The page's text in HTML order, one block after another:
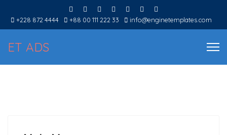
+228 872 4444 +88 00 111 222 33 info@enginetemplates.com
ET ADS